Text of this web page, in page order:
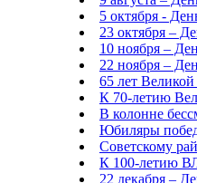
5 октября -
23 октября –
10 ноября –
22 ноября –
65 лет
К 70-летию
В колонне
Юбиляры
Советскому
К 100-летию
22 декабря –